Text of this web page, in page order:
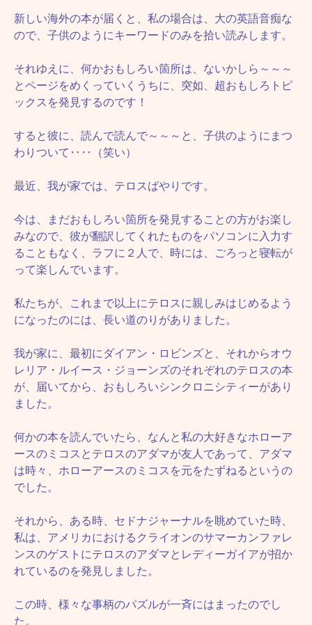
新しい海外の本が届くと、私の場合は、大の英語音痴な
ので、子供のようにキーワードのみを拾い読みします。
それゆえに、何かおもしろい箇所は、ないかしら～～～
とページをめくっていくうちに、突如、超おもしろトピ
ックスを発見するのです！
すると彼に、読んで読んで～～～と、子供のようにまつ
わりついて‥‥（笑い）
最近、我が家では、テロスばやりです。
今は、まだおもしろい箇所を発見することの方がお楽し
みなので、彼が翻訳してくれたものをパソコンに入力す
ることもなく、ラフに２人で、時には、ごろっと寝転が
って楽しんでいます。
私たちが、これまで以上にテロスに親しみはじめるよう
になったのには、長い道のりがありました。
我が家に、最初にダイアン・ロビンズと、それからオウ
レリア・ルイース・ジョーンズのそれぞれのテロスの本
が、届いてから、おもしろいシンクロニシティーがあり
ました。
何かの本を読んでいたら、なんと私の大好きなホローア
ースのミコスとテロスのアダマが友人であって、アダマ
は時々、ホローアースのミコスを元をたずねるというの
でした。
それから、ある時、セドナジャーナルを眺めていた時、
私は、アメリカにおけるクライオンのサマーカンファレ
ンスのゲストにテロスのアダマとレディーガイアが招か
れているのを発見しました。
この時、様々な事柄のパズルが一斉にはまったのでし
た。